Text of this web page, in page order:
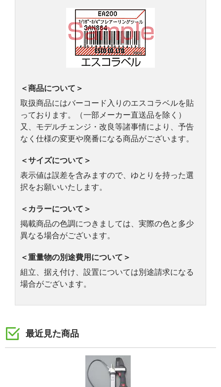
＜商品について＞
取扱商品にはバーコード入りのエスコラベルを貼
っております。（一部メーカー直送品を除く）
又、モデルチェンジ・改良等諸事情により、予告
なく仕様の変更や廃番になる商品がございます。
＜サイズについて＞
表示値は誤差を含みますので、ゆとりを持った選
択をお願いいたします。
＜カラーについて＞
掲載商品の色調につきましては、実際の色と多少
異なる場合がございます。
＜重量物の別途費用について＞
組立、据え付け、設置については別途請求になる
場合がございます。
最近見た商品